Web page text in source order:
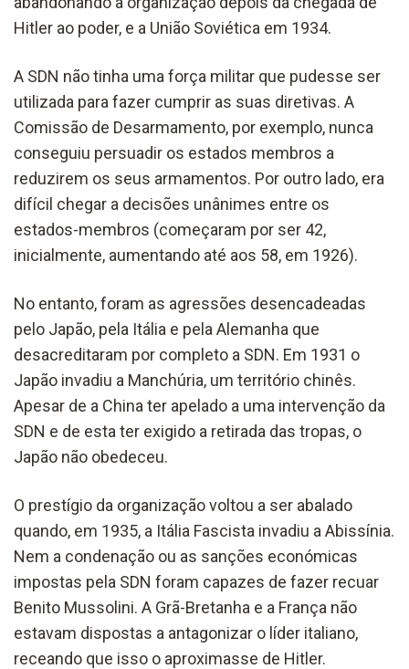
Hitler ao poder, e a União Soviética em 1934.
A SDN não tinha uma força militar que pudesse ser
utilizada para fazer cumprir as suas diretivas. A
Comissão de Desarmamento, por exemplo, nunca
conseguiu persuadir os estados membros a
reduzirem os seus armamentos. Por outro lado, era
difícil chegar a decisões unânimes entre os
estados-membros (começaram por ser 42,
inicialmente, aumentando até aos 58, em 1926).
No entanto, foram as agressões desencadeadas
pelo Japão, pela Itália e pela Alemanha que
desacreditaram por completo a SDN. Em 1931 o
Japão invadiu a Manchúria, um território chinês.
Apesar de a China ter apelado a uma intervenção da
SDN e de esta ter exigido a retirada das tropas, o
Japão não obedeceu.
O prestígio da organização voltou a ser abalado
quando, em 1935, a Itália Fascista invadiu a Abissínia.
Nem a condenação ou as sanções económicas
impostas pela SDN foram capazes de fazer recuar
Benito Mussolini. A Grã-Bretanha e a França não
estavam dispostas a antagonizar o líder italiano,
receando que isso o aproximasse de Hitler.